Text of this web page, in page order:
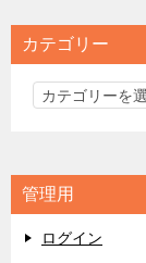
カテゴリー
カ
リ
ー
管理用
ログイン